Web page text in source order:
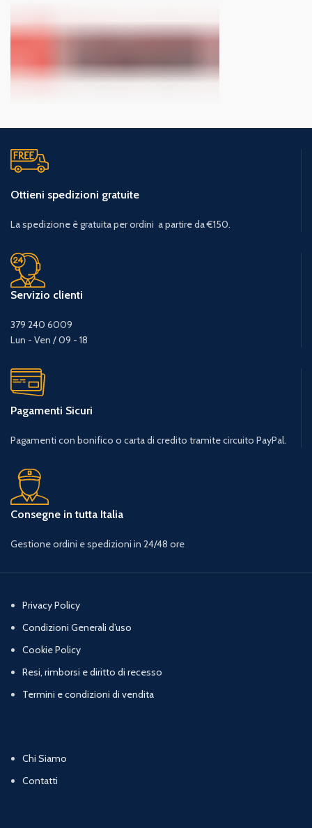
Ottieni spedizioni gratuite
La spedizione è gratuita per ordini a partire da €150.
Servizio clienti
379 240 6009
Lun - Ven / 09 - 18
Pagamenti Sicuri
Pagamenti con bonifico o carta di credito tramite circuito PayPal.
Consegne in tutta Italia
Gestione ordini e spedizioni in 24/48 ore
Privacy Policy
Condizioni Generali d’uso
Cookie Policy
Resi, rimborsi e diritto di recesso
Termini e condizioni di vendita
Chi Siamo
Contatti